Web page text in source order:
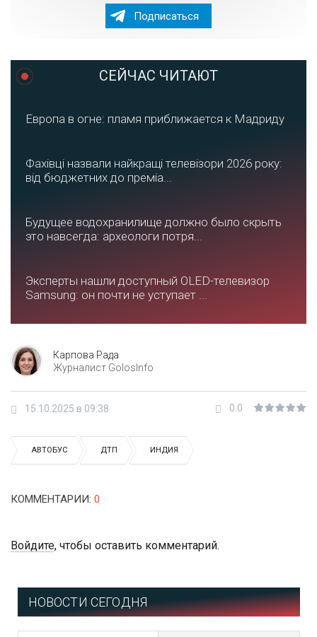
Подписаться
СЕЙЧАС ЧИТАЮТ
Европа в огне: пламя приближается к Мадриду
Фахівці назвали найкращі телевізори 2026 року:
від бюджетних до преміа...
Будущее водохранилище должно было скрыть
это навсегда: археологи потря...
Эксперты нашли доступный OLED-телевизор
Samsung: он почти не уступает ...
Карпова Рада
Журналист GolosInfo
15.10.2025 в 09:38 0.0
АВТОБУС ДТП ИНДИЯ
КОММЕНТАРИИ: 0
Войдите, чтобы оставить комментарий.
НОВОСТИ СЕГОДНЯ